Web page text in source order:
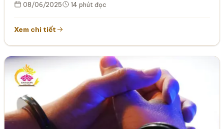
08/06/2025 14 phút đọc
Xem chi tiết